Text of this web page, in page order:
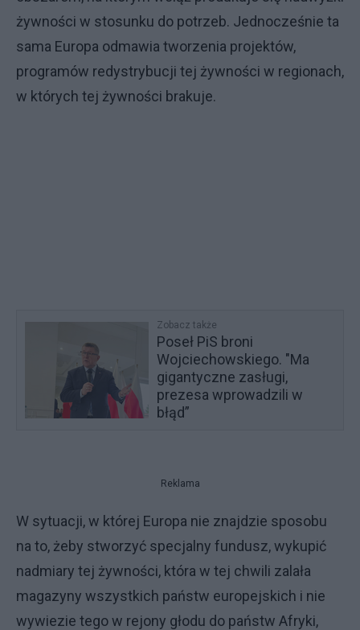
żywności w stosunku do potrzeb. Jednocześnie ta
sama Europa odmawia tworzenia projektów,
programów redystrybucji tej żywności w regionach,
w których tej żywności brakuje.
Zobacz także
Poseł PiS broni
Wojciechowskiego. "Ma
gigantyczne zasługi,
prezesa wprowadzili w
błąd”
Reklama
W sytuacji, w której Europa nie znajdzie sposobu
na to, żeby stworzyć specjalny fundusz, wykupić
nadmiary tej żywności, która w tej chwili zalała
magazyny wszystkich państw europejskich i nie
wywiezie tego w rejony głodu do państw Afryki,